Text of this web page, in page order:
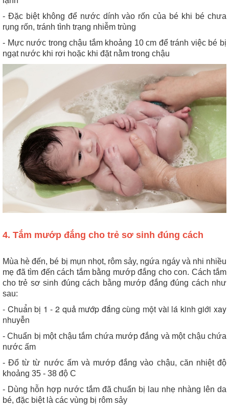
- Đặc biệt không để nước dính vào rốn của bé khi bé chưa
rụng rốn, tránh tình trạng nhiễm trùng
- Mực nước trong chậu tắm khoảng 10 cm để tránh việc bé bị
ngạt nước khi rơi hoặc khi đặt nằm trong chậu
4. Tắm mướp đắng cho trẻ sơ sinh đúng cách
Mùa hè đến, bé bị mụn nhọt, rôm sảy, ngứa ngáy và nhi nhiều
mẹ đã tìm đến cách tắm bằng mướp đắng cho con. Cách tắm
cho trẻ sơ sinh đúng cách bằng mướp đắng đúng cách như
sau:
- Chuẩn bị 1 - 2 quả mướp đắng cùng một vài lá kinh giới xay
nhuyễn
- Chuẩn bị một chậu tắm chứa mướp đắng và một chậu chứa
nước ấm
- Đổ từ từ nước ấm và mướp đắng vào chậu, căn nhiệt độ
khoảng 35 - 38 độ C
- Dùng hỗn hợp nước tắm đã chuẩn bị lau nhẹ nhàng lên da
bé, đặc biệt là các vùng bị rôm sảy